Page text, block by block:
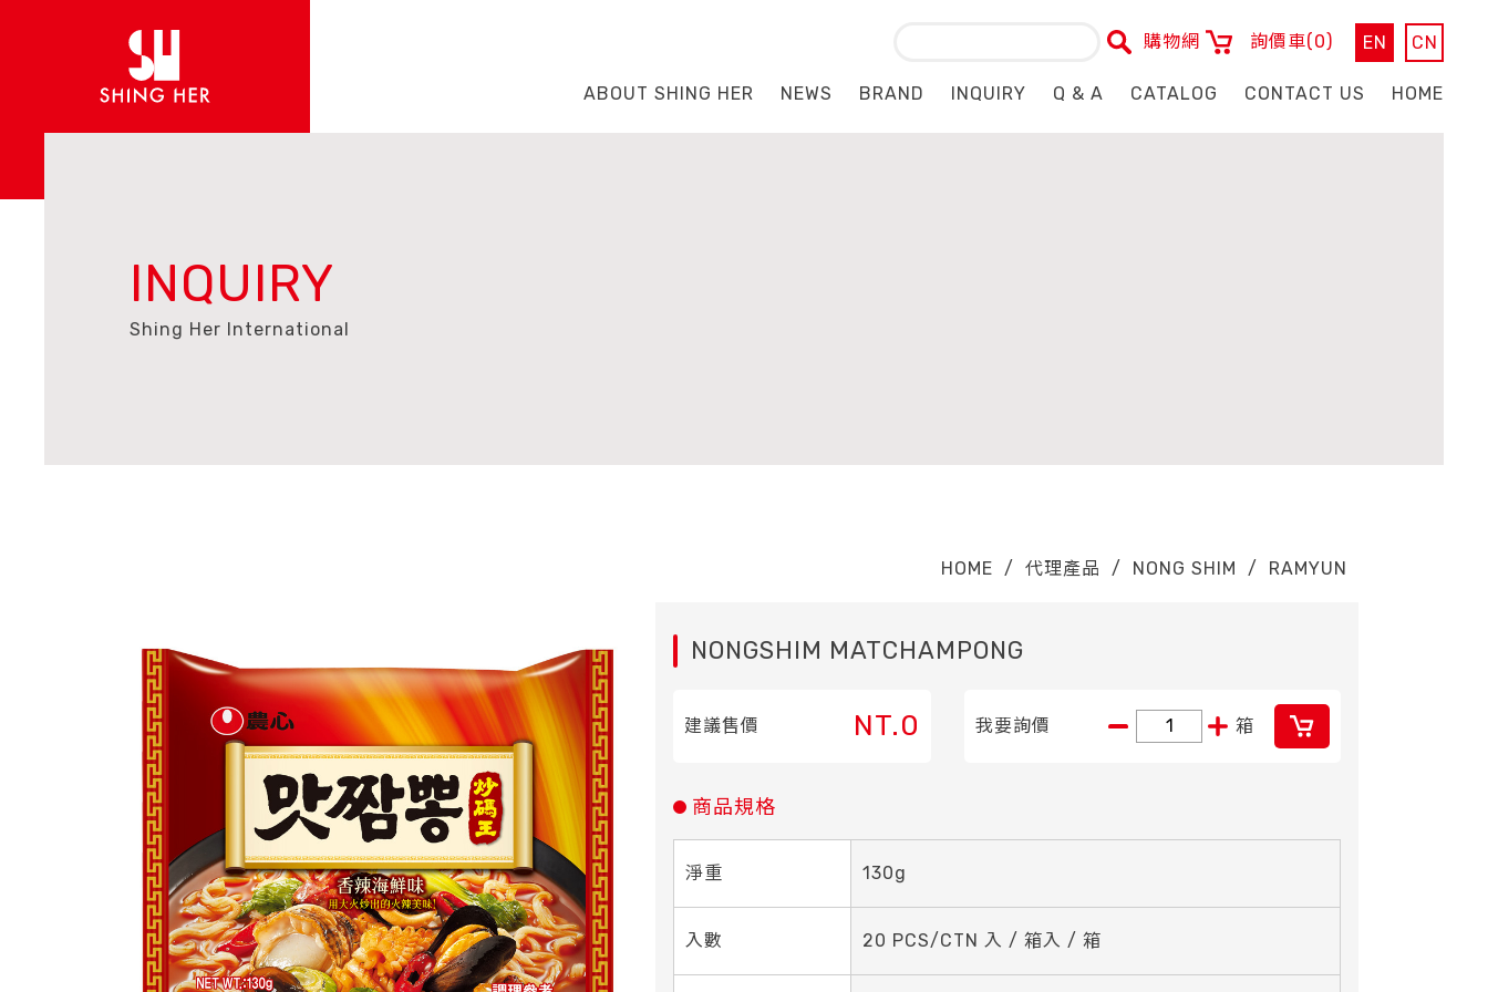
購物網 詢價車(0) EN CN
ABOUT SHING HER NEWS BRAND INQUIRY Q & A CATALOG CONTACT US HOME
INQUIRY
Shing Her International
HOME / 代理產品 / NONG SHIM / RAMYUN
NONGSHIM MATCHAMPONG
建議售價 NT.0 我要詢價 箱
商品規格
淨重 130g
入數 20 PCS/CTN 入 / 箱入 / 箱